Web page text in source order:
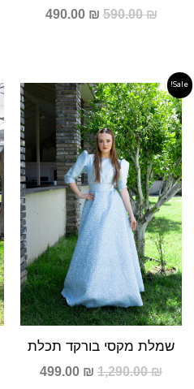
590.00₪
490.00 ₪
Sale!
שמלת מקסי בורקד תכלת
1,290.00₪
המחיר
המקורי
היה:
1,290.00 ₪.
499.00 ₪
המחיר
הנוכחי
הוא:
499.00 ₪.